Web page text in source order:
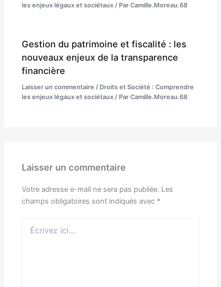
les enjeux légaux et sociétaux / ParCamille.Moreau.68
Gestion du patrimoine et fiscalité : les
nouveaux enjeux de la transparence
financière
Laisser un commentaire / Droits et Société : Comprendre
les enjeux légaux et sociétaux / ParCamille.Moreau.68
Laisser un commentaire
Votre adresse e-mail ne sera pas publiée. Les
champs obligatoires sont indiqués avec *
ici…